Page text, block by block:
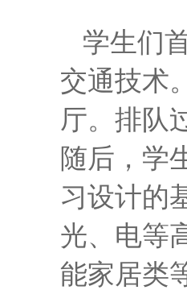
学生们
交通技术
厅。排队
随后，学
习设计的
光、电等
能家居类